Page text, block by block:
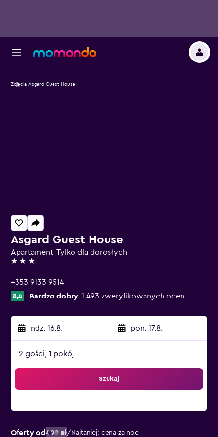
Asgard Guest House
Apartament, Tylko dla dorosłych
3 gwiazdki
+353 9133 9514
8,4 Bardzo dobry 1 493 zweryfikowanych ocen
ndz. 16.8. - pon. 17.8.
2 gości, 1 pokój
Szukaj
Oferty od499 zł/ Najtaniej: cena za noc
Zdjęcia Asgard Guest House